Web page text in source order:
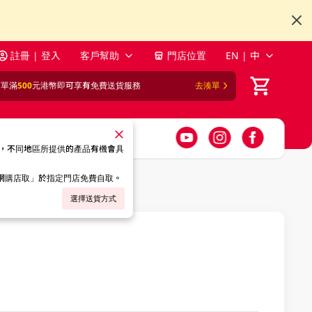
註冊 | 登入 客戶幫助 門店位置 EN | 中
滿500元港幣即可享有免費送貨服務 去湊單
不同地區所提供的產品有機會具
店取」於指定門店免費自取。
選擇送貨方式